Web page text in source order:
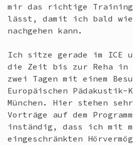
mir das richtige Training
lässt, damit ich bald
nachgehen kann.
Ich sitze gerade im ICE
die Zeit bis zur Reha in
zwei Tagen mit einem
Europäischen Pädakustik-
München. Hier stehen
Vorträge auf dem
inständig, dass ich mit
eingeschränkten